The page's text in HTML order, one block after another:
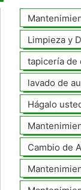
Limpieza y
tapicería de
lavado de
Hágalo
Cambio de